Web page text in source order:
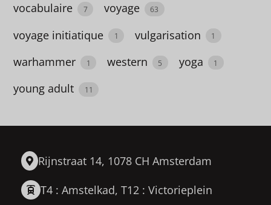
2
corps
humain
correspondance
Corruption
1
vocabulaire 7 voyage 63
voyage initiatique 1 vulgarisation 1
warhammer 1 western 5 yoga 1
young adult 11
Rijnstraat 14, 1078 CH Amsterdam
T4 : Amstelkad, T12 : Victorieplein